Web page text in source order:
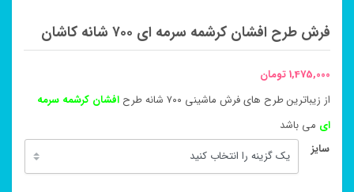
فرش طرح افشان کرشمه سرمه ای ۷۰۰ شانه کاشان
1,475,000تومان
از زیباترین طرح های فرش ماشینی ۷۰۰ شانه طرح
افشان کرشمه سرمه
ای می باشد
سایز